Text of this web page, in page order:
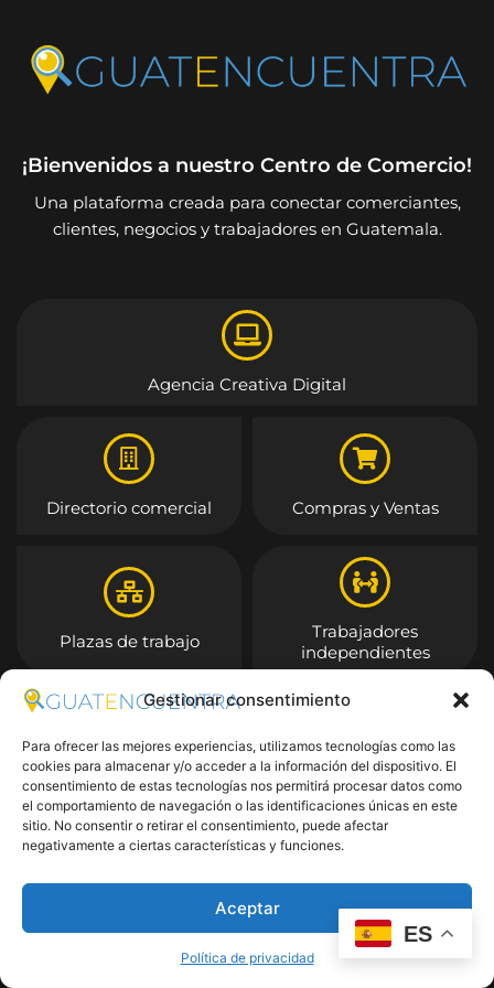
Gestionar consentimiento
Para ofrecer las mejores experiencias, utilizamos tecnologías como las
cookies para almacenar y/o acceder a la información del dispositivo. El
consentimiento de estas tecnologías nos permitirá procesar datos como
el comportamiento de navegación o las identificaciones únicas en este
sitio. No consentir o retirar el consentimiento, puede afectar
negativamente a ciertas características y funciones.
Aceptar
Política de privacidad
¡Bienvenidos a nuestro Centro de Comercio!
Una plataforma creada para conectar comerciantes,
clientes, negocios y trabajadores en Guatemala.
Agencia Creativa Digital
Directorio comercial Compras y Ventas
Plazas de trabajo
Trabajadores
independientes
Entrar
ES